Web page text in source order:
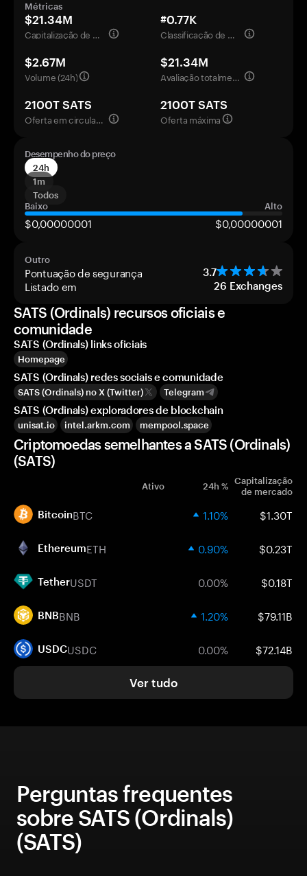
Métricas
$21.34M
Capitalização de mercado
#0.77K
Classificação de mercado
$2.67M
Volume (24h)
$21.34M
Avaliação totalmente diluída
2100T SATS
Oferta em circulação
2100T SATS
Oferta máxima
Desempenho do preço
24h
1m
Todos
Baixo
Alto
$0,00000001 $0,00000001
Outro
Pontuação de segurança 3.7
Listado em 26 Exchanges
SATS (Ordinals) recursos oficiais e
comunidade
SATS (Ordinals) links oficiais
Homepage
SATS (Ordinals) redes sociais e comunidade
SATS (Ordinals) no X (Twitter) Telegram
SATS (Ordinals) exploradores de blockchain
unisat.io intel.arkm.com mempool.space
Criptomoedas semelhantes a SATS (Ordinals)
(SATS)
Ativo 24h % Capitalização
de mercado
BitcoinBTC 1.10% $1.30T
EthereumETH 0.90% $0.23T
TetherUSDT 0.00% $0.18T
BNBBNB 1.20% $79.11B
USDCUSDC 0.00% $72.14B
Ver tudo
Perguntas frequentes
sobre SATS (Ordinals)
(SATS)